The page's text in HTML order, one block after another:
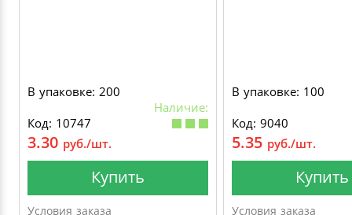
В упаковке: 200
Наличие:
Код: 10747
3.30 руб./шт.
Купить
Условия заказа
В упаковке: 100
Код: 9040
5.35 руб./шт.
Купить
Условия заказа